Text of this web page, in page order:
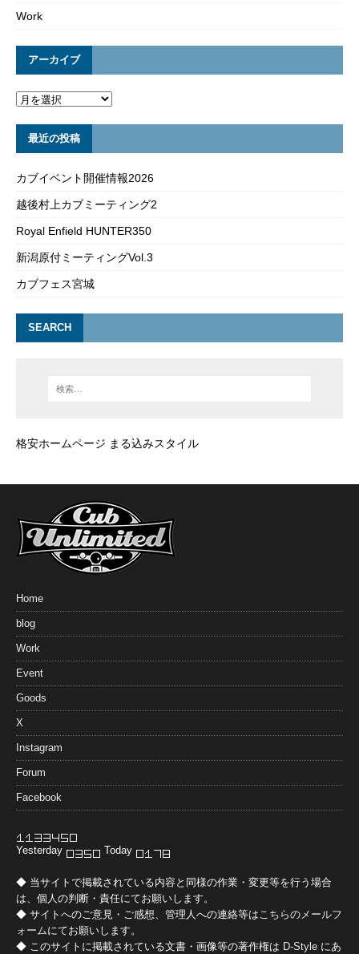
Work
アーカイブ
最近の投稿
カブイベント開催情報2026
越後村上カブミーティング2
Royal Enfield HUNTER350
新潟原付ミーティングVol.3
カブフェス宮城
SEARCH
格安ホームページ まる込みスタイル
Home
blog
Work
Event
Goods
X
Instagram
Forum
Facebook
Yesterday Today
◆ 当サイトで掲載されている内容と同様の作業・変更等を行う場合
は、個人の判断・責任にてお願いします。
◆ サイトへのご意見・ご感想、管理人への連絡等はこちらのメールフ
ォームにてお願いします。
◆ このサイトに掲載されている文書・画像等の著作権は D-Style にあ